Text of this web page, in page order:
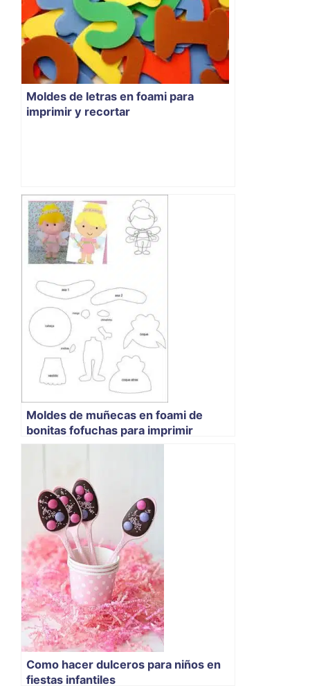
Moldes de letras en foami para
imprimir y recortar
Moldes de muñecas en foami de
bonitas fofuchas para imprimir
Como hacer dulceros para niños en
fiestas infantiles